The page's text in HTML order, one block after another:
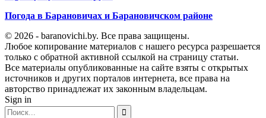
Погода в Барановичах и Барановичском районе
© 2026 - baranovichi.by. Все права защищены.
Любое копирование материалов с нашего ресурса разрешается
только с обратной активной ссылкой на страницу статьи.
Все материалы опубликованные на сайте взяты с открытых
источников и других порталов интернета, все права на
авторство принадлежат их законным владельцам.
Sign in